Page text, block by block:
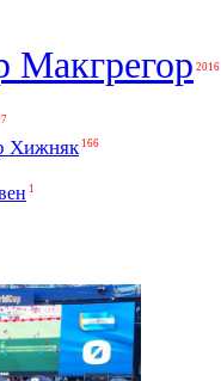
Макгрегор 2016
Хижняк 166
1